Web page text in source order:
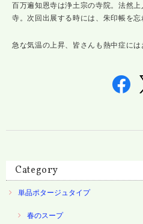
百万遍知恩寺は浄土宗の寺院。法然
寺。次回出展する時には、朱印帳を忘
急な気温の上昇、皆さんも熱中症には
Category
単品ポタージュタイプ
春のスープ